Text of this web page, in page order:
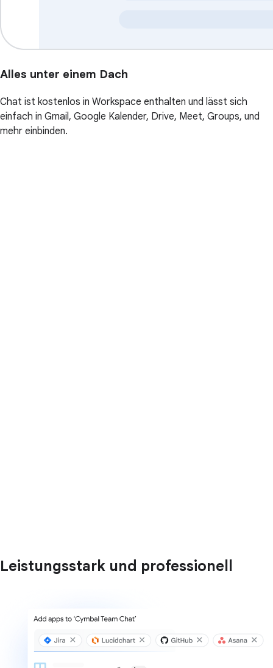
Alles unter einem Dach
Chat ist kostenlos in Workspace enthalten und lässt sich
einfach in Gmail, Google Kalender, Drive, Meet, Groups, und
mehr einbinden.
Leistungsstark und professionell